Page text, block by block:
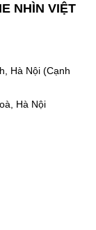
NHÌN VIỆT
Hà Nội (Cạnh
Hà Nội